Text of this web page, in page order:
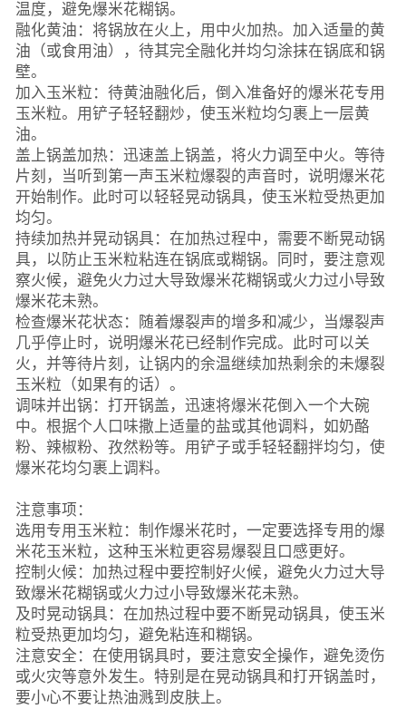
温度，避免爆米花糊锅。
融化黄油：将锅放在火上，用中火加热。加入适量的黄
油（或食用油），待其完全融化并均匀涂抹在锅底和锅
壁。
加入玉米粒：待黄油融化后，倒入准备好的爆米花专用
玉米粒。用铲子轻轻翻炒，使玉米粒均匀裹上一层黄
油。
盖上锅盖加热：迅速盖上锅盖，将火力调至中火。等待
片刻，当听到第一声玉米粒爆裂的声音时，说明爆米花
开始制作。此时可以轻轻晃动锅具，使玉米粒受热更加
均匀。
持续加热并晃动锅具：在加热过程中，需要不断晃动锅
具，以防止玉米粒粘连在锅底或糊锅。同时，要注意观
察火候，避免火力过大导致爆米花糊锅或火力过小导致
爆米花未熟。
检查爆米花状态：随着爆裂声的增多和减少，当爆裂声
几乎停止时，说明爆米花已经制作完成。此时可以关
火，并等待片刻，让锅内的余温继续加热剩余的未爆裂
玉米粒（如果有的话）。
调味并出锅：打开锅盖，迅速将爆米花倒入一个大碗
中。根据个人口味撒上适量的盐或其他调料，如奶酪
粉、辣椒粉、孜然粉等。用铲子或手轻轻翻拌均匀，使
爆米花均匀裹上调料。
注意事项：
选用专用玉米粒：制作爆米花时，一定要选择专用的爆
米花玉米粒，这种玉米粒更容易爆裂且口感更好。
控制火候：加热过程中要控制好火候，避免火力过大导
致爆米花糊锅或火力过小导致爆米花未熟。
及时晃动锅具：在加热过程中要不断晃动锅具，使玉米
粒受热更加均匀，避免粘连和糊锅。
注意安全：在使用锅具时，要注意安全操作，避免烫伤
或火灾等意外发生。特别是在晃动锅具和打开锅盖时，
要小心不要让热油溅到皮肤上。